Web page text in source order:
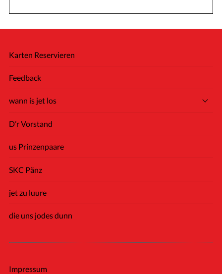
Karten Reservieren
Feedback
wann is jet los
D’r Vorstand
us Prinzenpaare
SKC Pänz
jet zu luure
die uns jodes dunn
Impressum